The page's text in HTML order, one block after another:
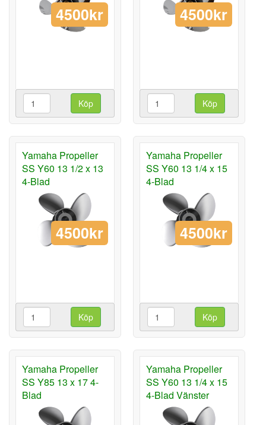
4500kr
Köp
4500kr
Köp
Yamaha Propeller
SS Y60 13 1/2 x 13
4-Blad
4500kr
Köp
Yamaha Propeller
SS Y60 13 1/4 x 15
4-Blad
4500kr
Köp
Yamaha Propeller
SS Y85 13 x 17 4-
Blad
Yamaha Propeller
SS Y60 13 1/4 x 15
4-Blad Vänster